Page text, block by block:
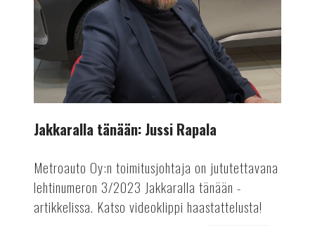
Jakkaralla tänään: Jussi Rapala
Metroauto Oy:n toimitusjohtaja on jututettavana
lehtinumeron 3/2023 Jakkaralla tänään -
artikkelissa. Katso videoklippi haastattelusta!